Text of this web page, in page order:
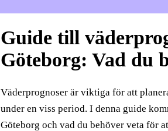
Guide till
Göteborg: Vad du
Väderprognoser är viktiga för att
under en viss period. I denna guide
Göteborg och vad du behöver veta för